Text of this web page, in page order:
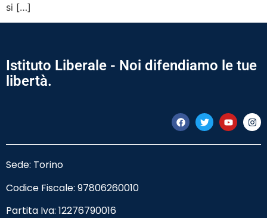
si […]
Istituto Liberale - Noi difendiamo le tue
libertà.
Sede: Torino
Codice Fiscale: 97806260010
Partita Iva: 12276790016